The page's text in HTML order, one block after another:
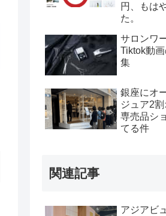
円、もは
た。
サロンワ
Tiktok動
集
銀座にオ
ジュア2
専売品シ
てる件
関連記事
アジアビ